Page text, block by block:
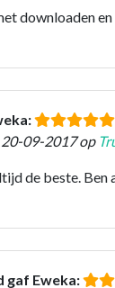
downloaden
20-09-2017 op
de beste. Ben
gaf Eweka: